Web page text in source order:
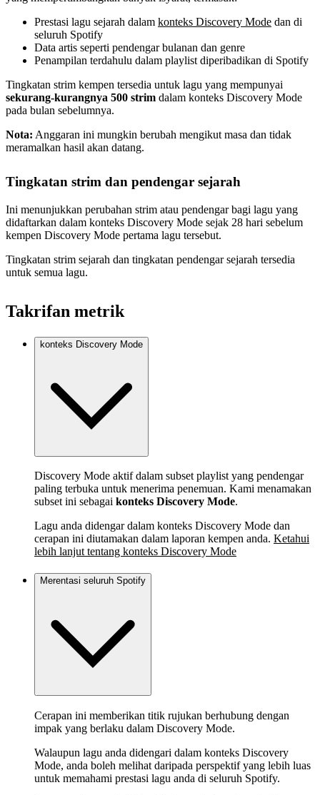
Prestasi lagu sejarah dalam konteks Discovery Mode dan di
seluruh Spotify
Data artis seperti pendengar bulanan dan genre
Penampilan terdahulu dalam playlist diperibadikan di Spotify
Tingkatan strim kempen tersedia untuk lagu yang mempunyai
sekurang-kurangnya 500 strim dalam konteks Discovery Mode
pada bulan sebelumnya.
Nota: Anggaran ini mungkin berubah mengikut masa dan tidak
meramalkan hasil akan datang.
Tingkatan strim dan pendengar sejarah
Ini menunjukkan perubahan strim atau pendengar bagi lagu yang
didaftarkan dalam konteks Discovery Mode sejak 28 hari sebelum
kempen Discovery Mode pertama lagu tersebut.
Tingkatan strim sejarah dan tingkatan pendengar sejarah tersedia
untuk semua lagu.
Takrifan metrik
konteks Discovery Mode
Discovery Mode aktif dalam subset playlist yang pendengar
paling terbuka untuk menerima penemuan. Kami menamakan
subset ini sebagai konteks Discovery Mode.
Lagu anda didengar dalam konteks Discovery Mode dan
cerapan ini diutamakan dalam laporan kempen anda. Ketahui
lebih lanjut tentang konteks Discovery Mode
Merentasi seluruh Spotify
Cerapan ini memberikan titik rujukan berhubung dengan
impak yang berlaku dalam Discovery Mode.
Walaupun lagu anda didengari dalam konteks Discovery
Mode, anda boleh melihat daripada perspektif yang lebih luas
untuk memahami prestasi lagu anda di seluruh Spotify.